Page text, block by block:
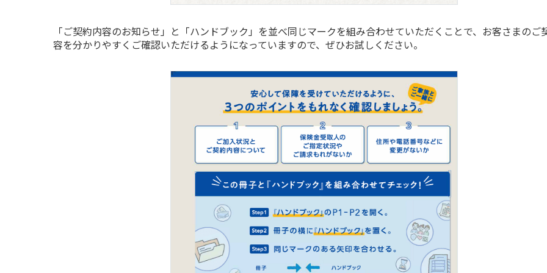
「ご契約内容のお知らせ」と「ハンドブック」を並べ同じマークを組み合わせていただくことで、お客さまのご
容を分かりやすくご確認いただけるようになっていますので、ぜひお試しください。